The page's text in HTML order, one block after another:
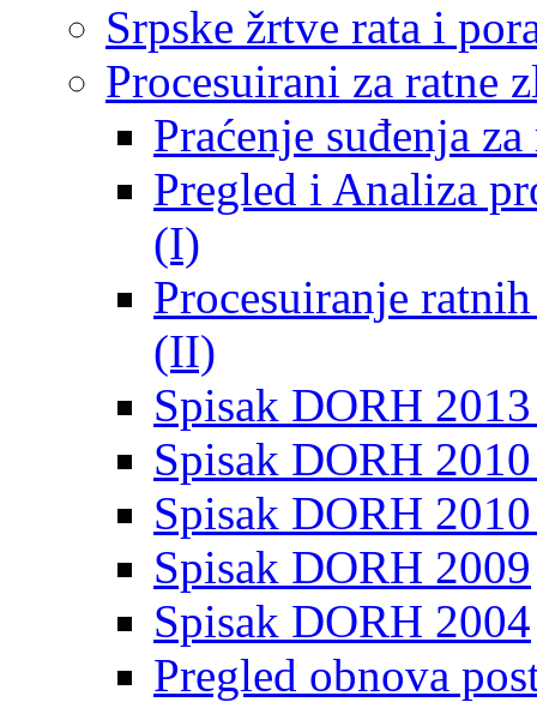
Srpske žrtve rata i
Procesuirani za ratne
Praćenje suđenja
Pregled i Analiza
(I)
Procesuiranje
(II)
Spisak DORH
Spisak DORH
Spisak DORH
Spisak DORH 2009
Spisak DORH 2004
Pregled obnova